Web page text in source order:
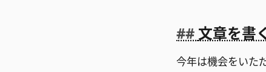
文章を書
今年は機会をいた